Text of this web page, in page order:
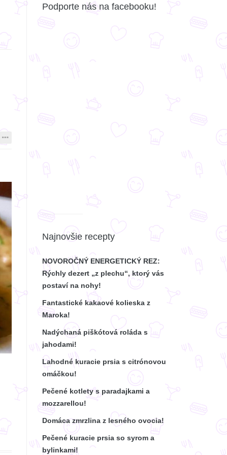
Podporte nás na facebooku!
Najnovšie recepty
NOVOROČNÝ ENERGETICKÝ REZ:
Rýchly dezert „z plechu“, ktorý vás
postaví na nohy!
Fantastické kakaové kolieska z
Maroka!
Nadýchaná piškótová roláda s
jahodami!
Lahodné kuracie prsia s citrónovou
omáčkou!
Pečené kotlety s paradajkami a
mozzarellou!
Domáca zmrzlina z lesného ovocia!
Pečené kuracie prsia so syrom a
bylinkami!